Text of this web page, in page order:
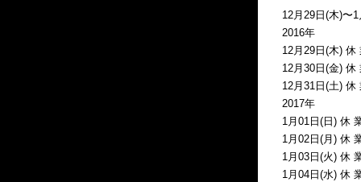
12月29日(木)〜
2016年
12月29日(木) 休
12月30日(金) 休
12月31日(土) 休
2017年
1月01日(日) 休
1月02日(月) 休
1月03日(火) 休
1月04日(水) 休